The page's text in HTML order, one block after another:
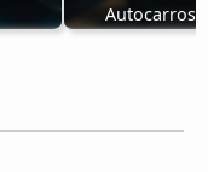
Autocarros